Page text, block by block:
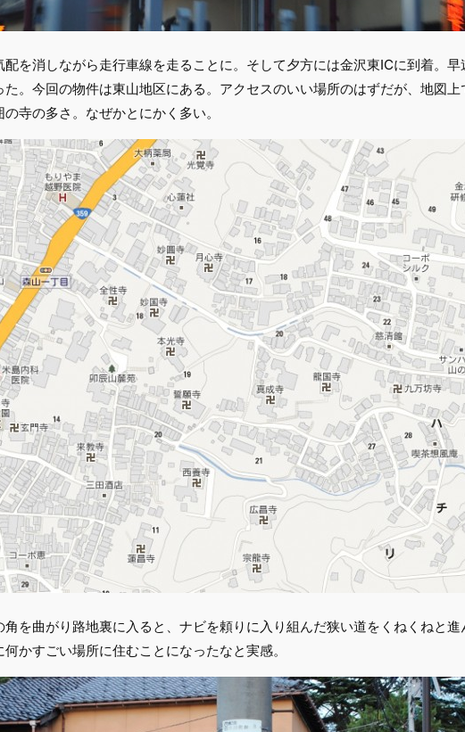
配を消しながら走行車線を走ることに。そして夕方には金沢東ICに到着。早
た。今回の物件は東山地区にある。アクセスのいい場所のはずだが、地図上
寺の多さ。なぜかとにかく多い。
角を曲がり路地裏に入ると、ナビを頼りに入り組んだ狭い道をくねくねと進
かすごい場所に住むことになったなと実感。